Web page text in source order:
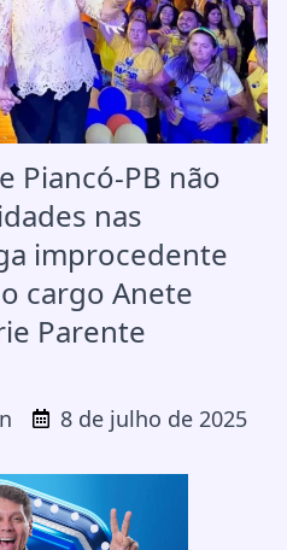
Piancó-PB não
nas
improcedente
cargo Anete
Parente
8 de julho de 2025